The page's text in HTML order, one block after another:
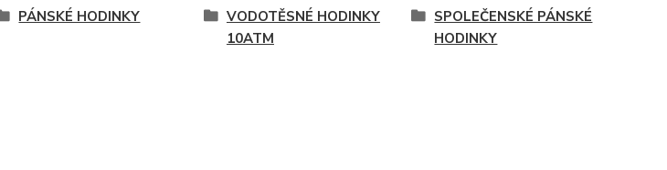
PÁNSKÉ HODINKY
VODOTĚSNÉ HODINKY
10ATM
SPOLEČENSKÉ PÁNSKÉ
HODINKY